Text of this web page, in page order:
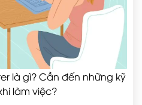
là gì? Cần đến những kỹ
làm việc?